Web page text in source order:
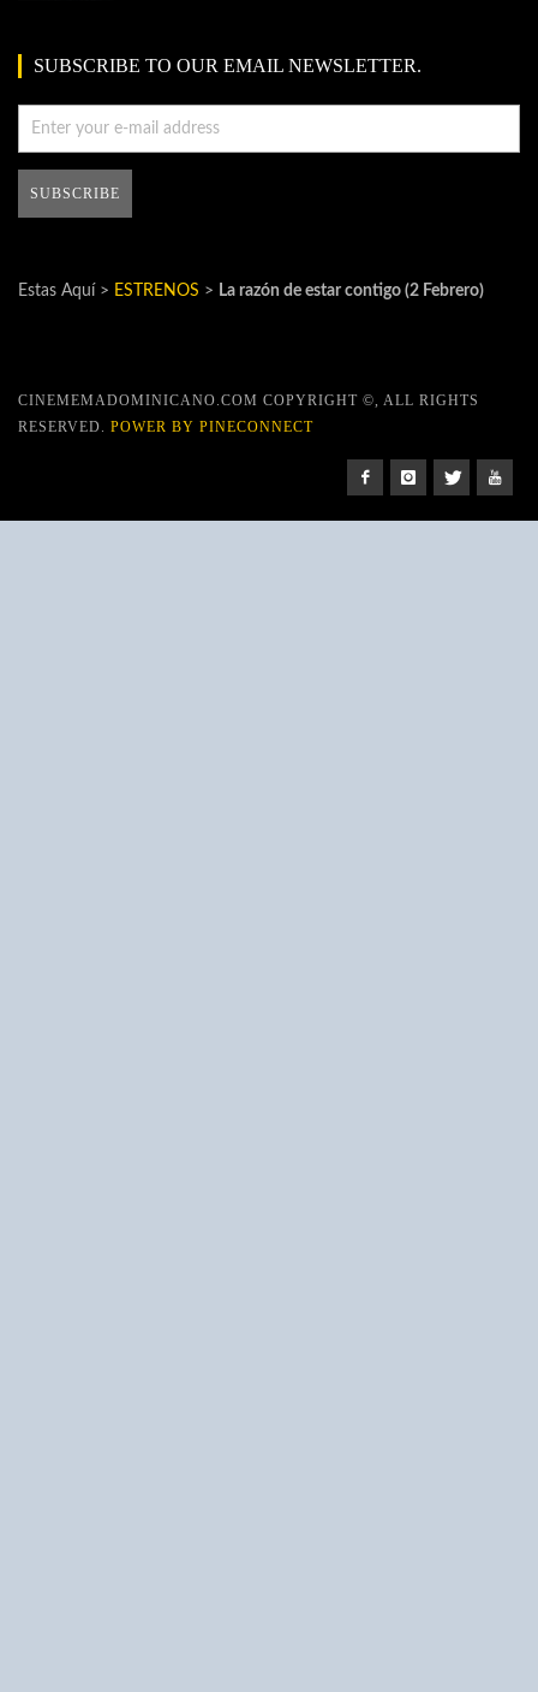
SUBSCRIBE TO OUR EMAIL NEWSLETTER.
Estas Aquí > ESTRENOS > La razón de estar contigo (2 Febrero)
CINEMEMADOMINICANO.COM COPYRIGHT ©, ALL RIGHTS
RESERVED. POWER BY PINECONNECT